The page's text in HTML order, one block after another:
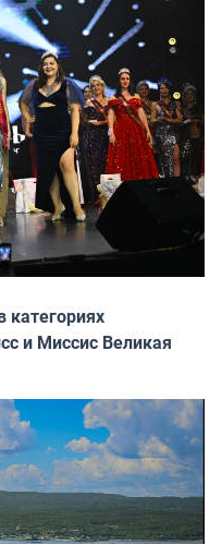
категориях
и Миссис Великая